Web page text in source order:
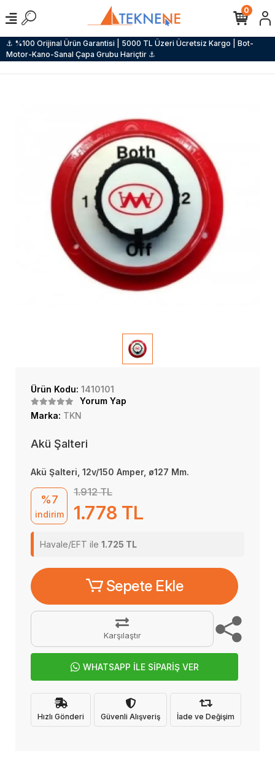
⚓ %100 Orijinal Ürün Garantisi | 5000 TL Üzeri Ücretsiz Kargo | Bot-
Motor-Kano-Sanal Çapa Grubu Hariçtir ⚓
0
Ürün Kodu: 1410101
Yorum Yap
Marka: TKN
Akü Şalteri
Akü Şalteri, 12v/150 Amper, ø127 Mm.
%7
indirim
1.912 TL
1.778 TL
Havale/EFT ile 1.725 TL
Sepete Ekle
Karşılaştır
WHATSAPP İLE SİPARİŞ VER
Hızlı Gönderi Güvenli Alışveriş İade ve Değişim